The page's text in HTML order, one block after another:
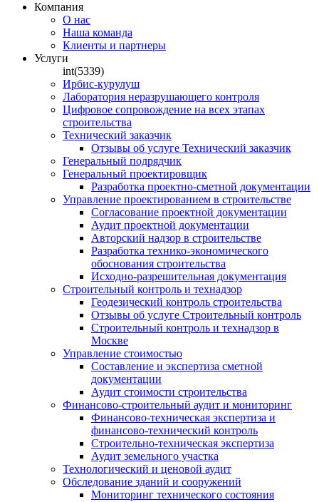
Компания
О нас
Наша команда
Клиенты и партнеры
Услуги
int(5339)
Ирбис-курулуш
Лаборатория неразрушающего контроля
Цифровое сопровождение на всех этапах
строительства
Технический заказчик
Отзывы об услуге Технический заказчик
Генеральный подрядчик
Генеральный проектировщик
Разработка проектно-сметной документации
Управление проектированием в строительстве
Согласование проектной документации
Аудит проектной документации
Авторский надзор в строительстве
Разработка технико-экономического
обоснования строительства
Исходно-разрешительная документация
Строительный контроль и технадзор
Геодезический контроль строительства
Отзывы об услуге Строительный контроль
Строительный контроль и технадзор в
Москве
Управление стоимостью
Составление и экспертиза сметной
документации
Аудит стоимости строительства
Финансово-строительный аудит и мониторинг
Финансово-техническая экспертиза и
финансово-технический контроль
Строительно-техническая экспертиза
Аудит земельного участка
Технологический и ценовой аудит
Обследование зданий и сооружений
Мониторинг технического состояния